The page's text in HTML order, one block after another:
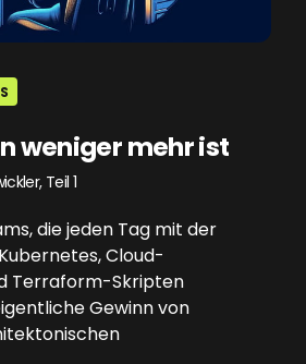
weniger mehr ist
Teil 1
die jeden Tag mit der
Cloud-
Terraform-Skripten
Gewinn von